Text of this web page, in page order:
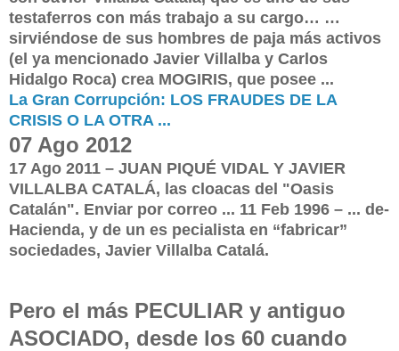
testaferros con más trabajo a su cargo… …
sirviéndose de sus hombres de paja más activos
(el ya mencionado Javier Villalba y Carlos
Hidalgo Roca) crea MOGIRIS, que posee ...
La Gran Corrupción: LOS FRAUDES DE LA
CRISIS O LA OTRA ...
07 Ago 2012
17 Ago 2011 – JUAN PIQUÉ VIDAL Y JAVIER
VILLALBA CATALÁ, las cloacas del "Oasis
Catalán". Enviar por correo ... 11 Feb 1996 – ... de-
Hacienda, y de un es pecialista en “fabricar”
sociedades, Javier Villalba Catalá.
Pero el más PECULIAR y antiguo
ASOCIADO, desde los 60 cuando